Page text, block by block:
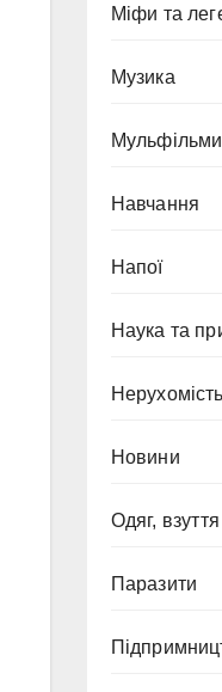
Міфи та
Музика
Мульфільми
Навчання
Напої
Наука та
Нерухомість
Новини
Одяг,
Паразити